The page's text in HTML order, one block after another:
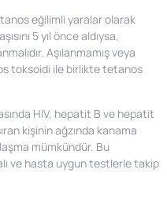
eğilimli yaralar olarak
5 yıl önce aldıysa,
Aşılanmamış veya
toksoidi ile birlikte tetanos
HIV, hepatit B ve hepatit
kişinin ağzında kanama
mümkündür. Bu
ve hasta uygun testlerle takip